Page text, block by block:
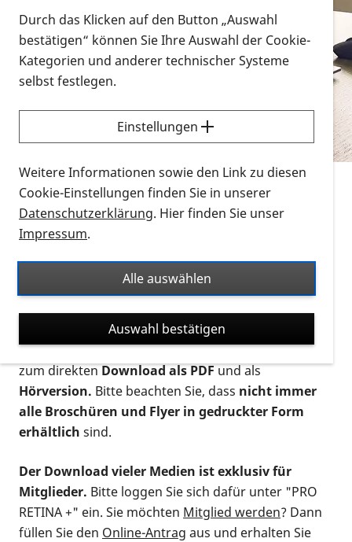
Vorlesen
Alle Infomaterialien in verschiedenen
Formaten an einem Ort
Sie möchten wissen, wie Sie nach Infonmaterial
suchen und dieses bestellen bzw. herunterladen
können? Schauen Sie sich dieErklärvideos zum
Thema Infomaterial auf der PRO RETINA-Website
für blinde und sehbehinderte Menschen an.
Auf dieser Seite finden Sie sämtliches Infomaterial
Ort. Nutzen Sie den Formatfilter, um ausschließlich
nach Flyern und Broschüren, Audios oder Videos zu
suchen. Die meisten Flyer und Broschüren werden in
verschiedenen Formaten angeboten: zur
postalischen Bestellung als gedruckte Variante
zum direktenDownload als PDFund als
Hörversion. Bitte beachten Sie, dass nicht immer
alle Broschüren und Flyer in gedruckter Form
erhältlich sind.
Der Download vieler Medien ist exklusiv für
Mitglieder. Bitte loggen Sie sich dafür unter "PRO
RETINA +" ein. Sie möchten Mitglied werden? Dann
füllen Sie den Online-Antrag aus und erhalten Sie
Durch das Klicken auf den Button „Auswahl
bestätigen“ können Sie Ihre Auswahl der Cookie-
Kategorien und anderer technischer Systeme
selbst festlegen.
Einstellungen
Weitere Informationen sowie den Link zu diesen
Cookie-Einstellungen finden Sie in unserer
Datenschutzerklärung. Hier finden Sie unser
Impressum.
Alle auswählen
Auswahl bestätigen